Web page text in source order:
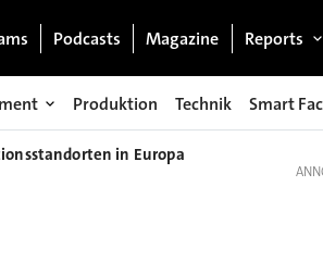
Podcasts Magazine Reports
Produktion Technik Smart
in Europa